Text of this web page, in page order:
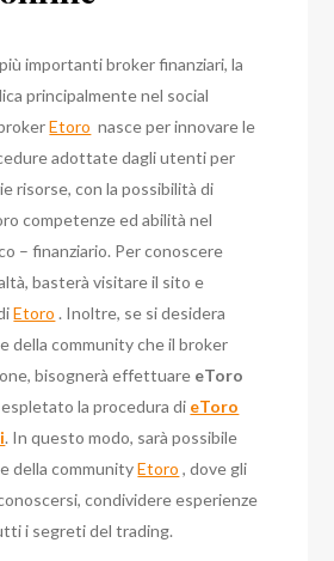
importanti broker finanziari, la
principalmente nel social
Etoro nasce per innovare le
adottate dagli utenti per
risorse, con la possibilità di
competenze ed abilità nel
– finanziario. Per conoscere
basterà visitare il sito e
Etoro . Inoltre, se si desidera
della community che il broker
bisognerà effettuare eToro
la procedura di eToro
. In questo modo, sarà possibile
della communityEtoro , dove gli
condividere esperienze
i segreti del trading.